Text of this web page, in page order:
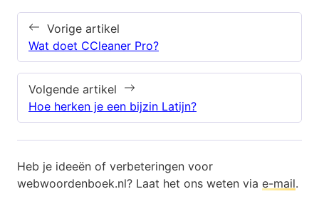
Vorige artikel
Wat doet CCleaner Pro?
Volgende artikel
Hoe herken je een bijzin Latijn?
Heb je ideeën of verbeteringen voor
webwoordenboek.nl? Laat het ons weten via e-mail.